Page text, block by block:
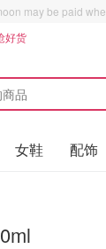
may be paid
好货
女鞋 配饰